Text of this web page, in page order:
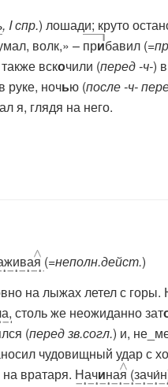
, I спр.) лошади; круто
волк,» – прибавил (
вскочили (перед -ч-)
руке, ночью (после -ч-
я, глядя на него.
я (=неполн.дейст.)
на лыжах летел с горы.
столь же неожиданно зат
(перед зв.согл.) и,
чудовищный удар с
вратаря. Начиная